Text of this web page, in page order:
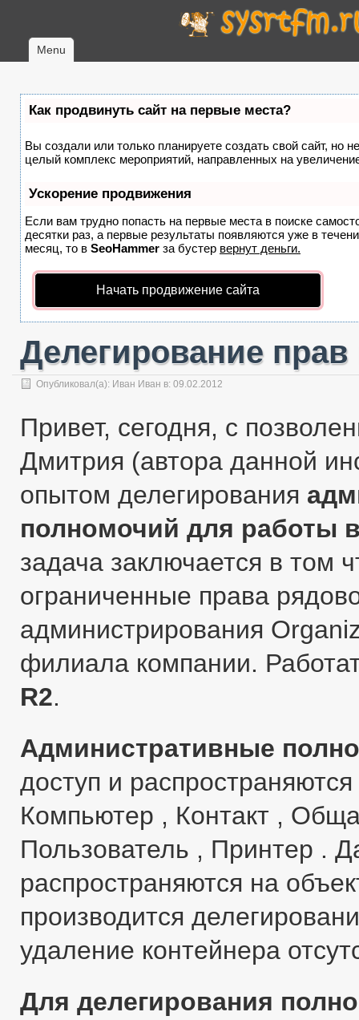
Menu
Как продвинуть сайт на первые места?
Вы создали или только планируете создать свой сайт, но
целый комплекс мероприятий, направленных на
Ускорение продвижения
Если вам трудно попасть на первые места в поиске
десятки раз, а первые результаты появляются уже в
месяц, то в SeoHammer за бустер вернут деньги.
Начать продвижение сайта
Делегирование
Опубликовал(а): Иван Иван в: 09.02.2012
Привет, сегодня, с
Дмитрия (автора данной
опытом делегирования
полномочий для работы
задача заключается в том
ограниченные права
администрирования
филиала компании.
R2.
Административные
доступ и
Компьютер , Контакт ,
Пользователь , Принтер .
распространяются на
производится
удаление контейнера
Для делегирования